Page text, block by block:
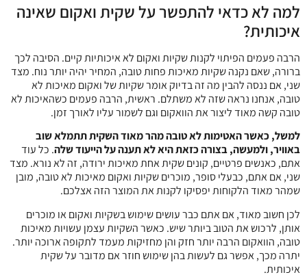
למה לא כדאי להתפשר על שקית ואקום שאינה
איכותית?
הרבה פעמים הפיתוי לקנות שקיות ואקום לא איכותיות קיים. הסיבה לכך
ברורה, שאם נקנה שקיות מאיכות פחות טובה, המחיר יהיה יותר נוח. מצד
שני, אם ננסה להבין מה זה בדיוק אומר שקיות של ואקום מאיכות לא
טובה, אנחנו נראה שזה לא משתלם. ראשית, הרבה פעמים כשהאיכות לא
טובה קשה מאוד ליצור את הוואקום וגם לשמור עליו לאורך זמן.
למשל, כאשר האטימות לא טובה מהר מאוד השקית תתמלא שוב
באוויר, ולמעשה, בצורה כזאת היא לא תענה על הייעוד שלה. כל עוד
אתם, כאנשים פרטיים, קונים שקית אחת מאיכות ירודה, זה לא נורא. מצד
שני, אם אתם, כבעלי סופר, מוכרים שקיות ואקום מאיכות לא טובה, מובן
שמהר מאוד הלקוחות יפסיקו לקנות את המוצר הזה אצלכם.
לכן חשוב מאוד, אם אתם כבר עושים שימוש בשקיות ואקום או מוכרים
אותן, לרכוש את הטוב ביותר שיש. כאשר השקיות עצמן עשויות מאיכות
טובה, הוואקום הרבה יותר חזק והן מחזיקות מעמד לתקופה ארוכה יותר.
יתרה מכך, אפשר גם לעשות בהן שימוש חוזר אם מדובר על שקית
איכותית.